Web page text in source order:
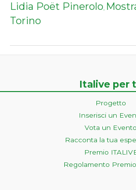
Lidia Poët Pinerolo,
Torino
Italive per
Progetto
Inserisci un
Vota un Evento
Racconta la tua
Premio
Regolamento